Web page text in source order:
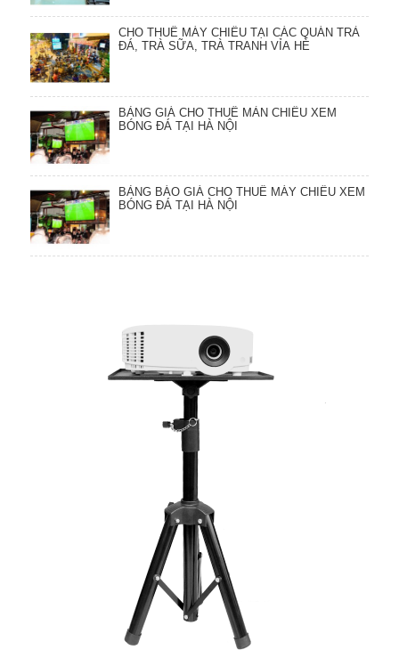
CHO THUÊ MÁY CHIẾU TẠI CÁC QUÁN TRÀ
ĐÁ, TRÀ SỮA, TRÀ TRANH VỈA HÈ
BẢNG GIÁ CHO THUÊ MÀN CHIẾU XEM
BÓNG ĐÁ TẠI HÀ NỘI
BẢNG BÁO GIÁ CHO THUÊ MÁY CHIẾU XEM
BÓNG ĐÁ TẠI HÀ NỘI